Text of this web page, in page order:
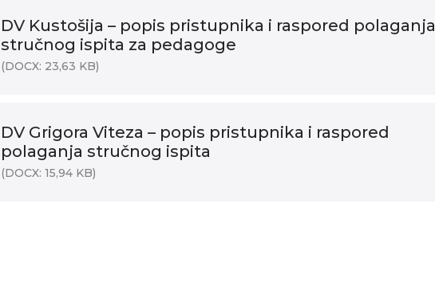
DV Kustošija – popis pristupnika i raspored polaganja
stručnog ispita za pedagoge
(DOCX: 23,63 KB)
DV Grigora Viteza – popis pristupnika i raspored
polaganja stručnog ispita
(DOCX: 15,94 KB)